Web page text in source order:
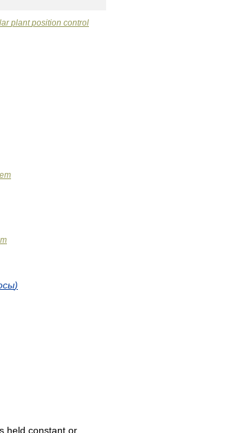
plant position control
)
held constant or